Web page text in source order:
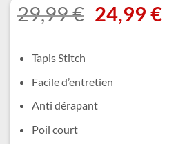
29,99€ Le
prix
29,99 €.
24,99 €Le
Tapis Stitch
Facile d’entretien
Anti dérapant
Poil court